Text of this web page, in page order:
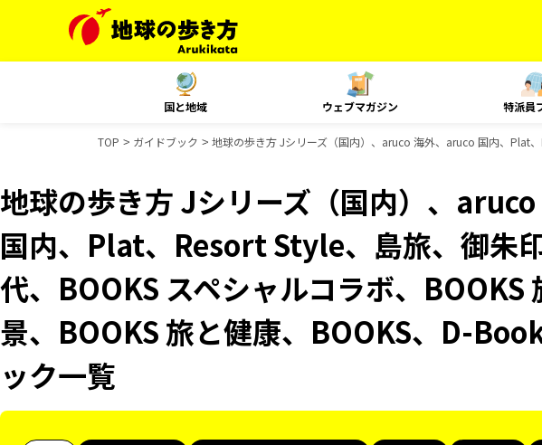
国と地域 ウェブマガジン 特派員
TOP ガイドブック 地球の歩き方 Jシリーズ（国内）、aruco 海外、aruco 国内、Plat
地球の歩き方 Jシリーズ（国内）、
国内、Plat、Resort Style、島旅、御朱
代、BOOKS スペシャルコラボ、BOOKS
景、BOOKS 旅と健康、BOOKS、D-
ック一覧